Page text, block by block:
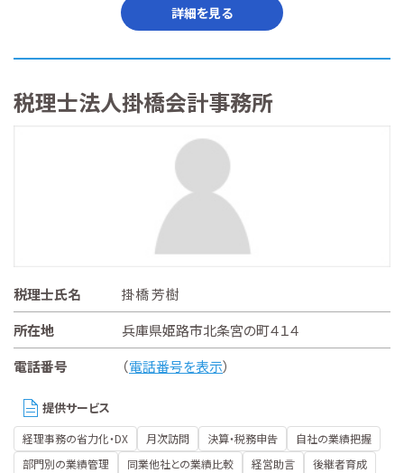
詳細を見る
税理士法人掛橋会計事務所
税理士氏名
掛橋 芳樹
所在地
兵庫県姫路市北条宮の町４１４
電話番号
（電話番号を表示）
提供サービス
経理事務の省力化・DX 月次訪問 決算・税務申告
自社の業績把握
部門別の業績管理
同業他社との業績比較 経営助言
後継者育成